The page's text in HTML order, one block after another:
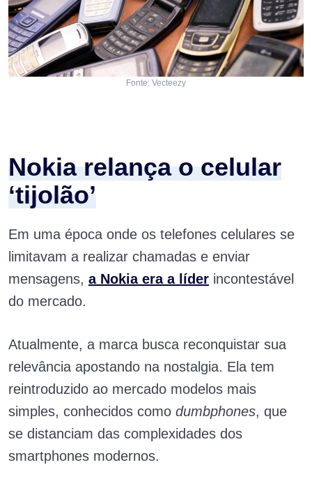
Fonte: Vecteezy
Nokia relança o celular
‘tijolão’
Em uma época onde os telefones celulares se
limitavam a realizar chamadas e enviar
mensagens, a Nokia era a líder incontestável
do mercado.
Atualmente, a marca busca reconquistar sua
relevância apostando na nostalgia. Ela tem
reintroduzido ao mercado modelos mais
simples, conhecidos como dumbphones, que
se distanciam das complexidades dos
smartphones modernos.